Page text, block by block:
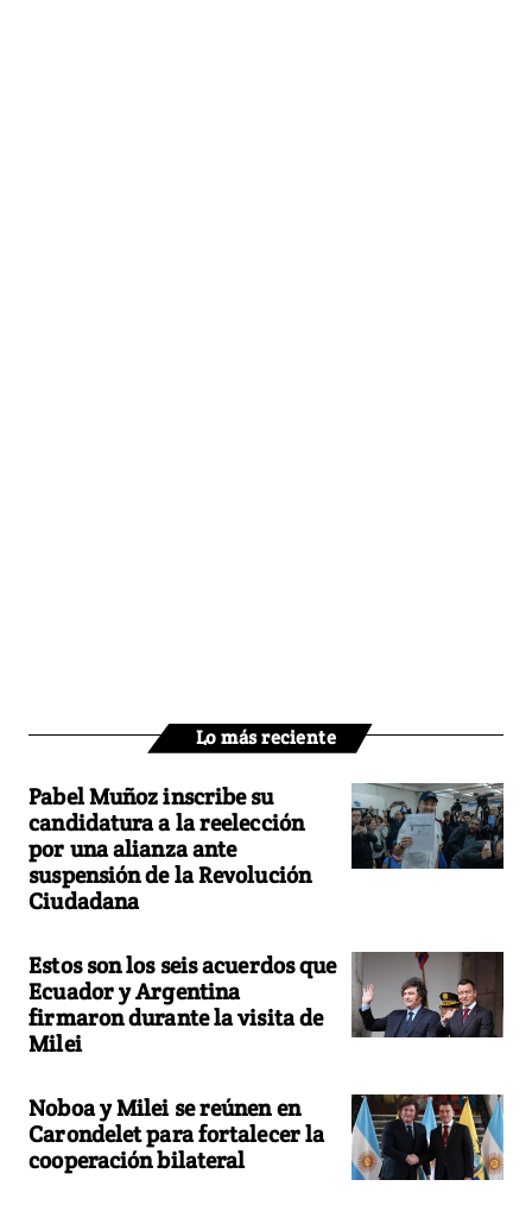
Lo más reciente
Pabel Muñoz inscribe su
candidatura a la reelección
por una alianza ante
suspensión de la Revolución
Ciudadana
Estos son los seis acuerdos que
Ecuador y Argentina
firmaron durante la visita de
Milei
Noboa y Milei se reúnen en
Carondelet para fortalecer la
cooperación bilateral